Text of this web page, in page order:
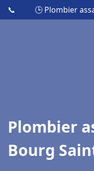
📞 🕒 Plombier
Plombier
Bourg